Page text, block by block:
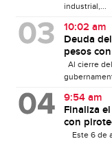
industrial,...
10:02 am
Deuda
pesos
Al cierre
9:54 am
Finaliza
con
Este 6 de